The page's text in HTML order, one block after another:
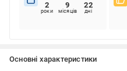
2
роки
9
місяців
22
дні
Основні характеристики